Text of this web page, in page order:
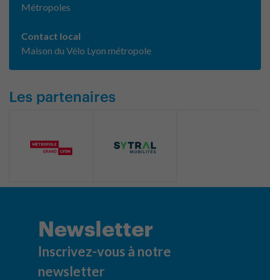
Métropoles
Contact local
Maison du Vélo Lyon métropole
Les partenaires
Newsletter
Inscrivez-vous à notre
newsletter